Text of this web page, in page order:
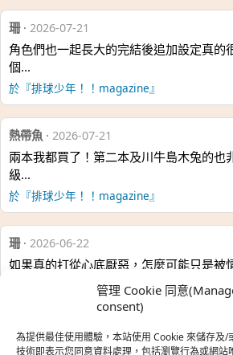
管理 Cookie 同意
consent)
為提供最佳使用體驗，本站使用 Cookie 來儲存及/
技術即表示您同意資料處理，包括瀏覽行為或網站
珊· 2026-07-21
角色們也一起長大的完結後追加設定真的
個…
於『排球少年！！magazine』
熱帶魚 · 2026-07-21
兩本我都買了！第二本及川牛島木兔的也
級…
於『排球少年！！magazine』
珊· 2026-06-22
如果真的打從心底厭惡，怎麼可能只是被
熱帶魚·2026-06-22